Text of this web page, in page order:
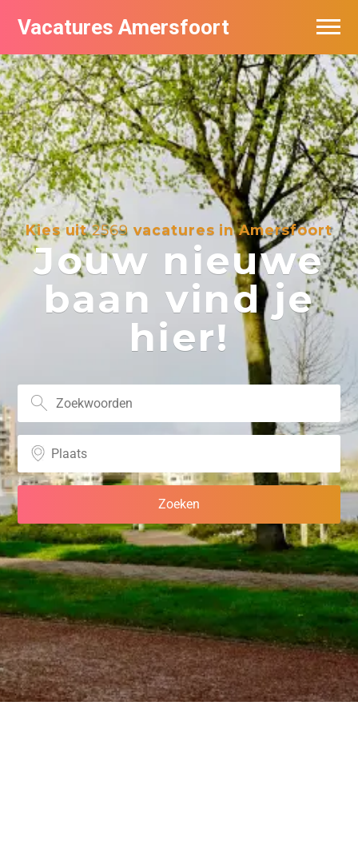
Vacatures Amersfoort
Kies uit2569 vacatures in Amersfoort
Jouw nieuwe
baan vind je
hier!
Vacatures per bedrijf
De populairste vacatures in Amersfoort
Nieuwsbrief feed